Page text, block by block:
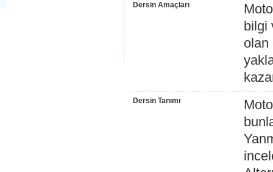
Dersin Amaçları
bilgi
olan
Dersin Tanımı